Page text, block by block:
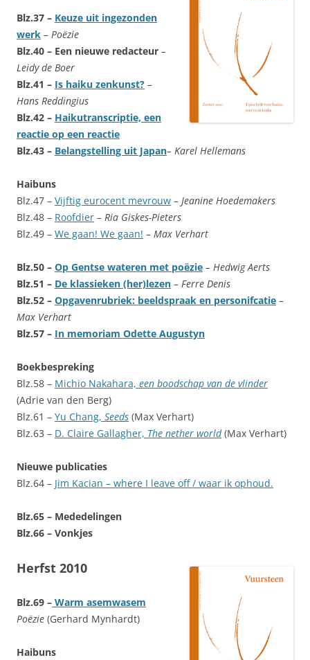
Blz.37 – Keuze uit ingezonden
werk – Poëzie
Blz.40 – Een nieuwe redacteur –
Leidy de Boer
Blz.41 – Is haiku zenkunst? –
Hans Reddingius
Blz.42 – Haikutranscriptie, een
reactie op een reactie
Blz.43 – Belangstelling uit Japan– Karel Hellemans
Haibuns
Blz.47 – Vijftig eurocent mevrouw – Jeanine Hoedemakers
Blz.48 – Roofdier – Ria Giskes-Pieters
Blz.49 – We gaan! We gaan! – Max Verhart
Blz.50 – Op Gentse wateren met poëzie – Hedwig Aerts
Blz.51 – De klassieken (her)lezen – Ferre Denis
Blz.52 – Opgavenrubriek: beeldspraak en personifcatie –
Max Verhart
Blz.57 – In memoriam Odette Augustyn
Boekbespreking
Blz.58 – Michio Nakahara, een boodschap van de vlinder
(Adrie van den Berg)
Blz.61 – Yu Chang, Seeds (Max Verhart)
Blz.63 – D. Claire Gallagher, The nether world(Max Verhart)
Nieuwe publicaties
Blz.64 – Jim Kacian – where I leave off / waar ik ophoud.
Blz.65 – Mededelingen
Blz.66 – Vonkjes
Herfst 2010
Blz.69 – Warm asemwasem
Poëzie (Gerhard Mynhardt)
Haibuns